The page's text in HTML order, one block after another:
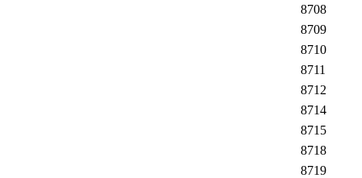
8708
8709
8710
8711
8712
8714
8715
8718
8719